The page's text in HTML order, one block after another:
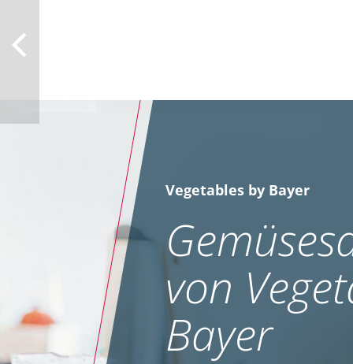
Vegetables by Bayer
von
Bayer